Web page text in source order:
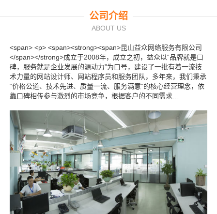
公司介绍
ABOUT US
<span> <p> <span><strong><span>昆山益众网络服务有限公司
</span></strong>成立于2008年，成立之初，益众以“品牌就是口
碑，服务就是企业发展的源动力”为口号，建设了一批有着一流技
术力量的网站设计师、网站程序员和服务团队，多年来，我们秉承
“价格公道、技术先进、质量一流、服务满意”的核心经营理念，依
靠口碑相传参与激烈的市场竞争，根据客户的不同需求…